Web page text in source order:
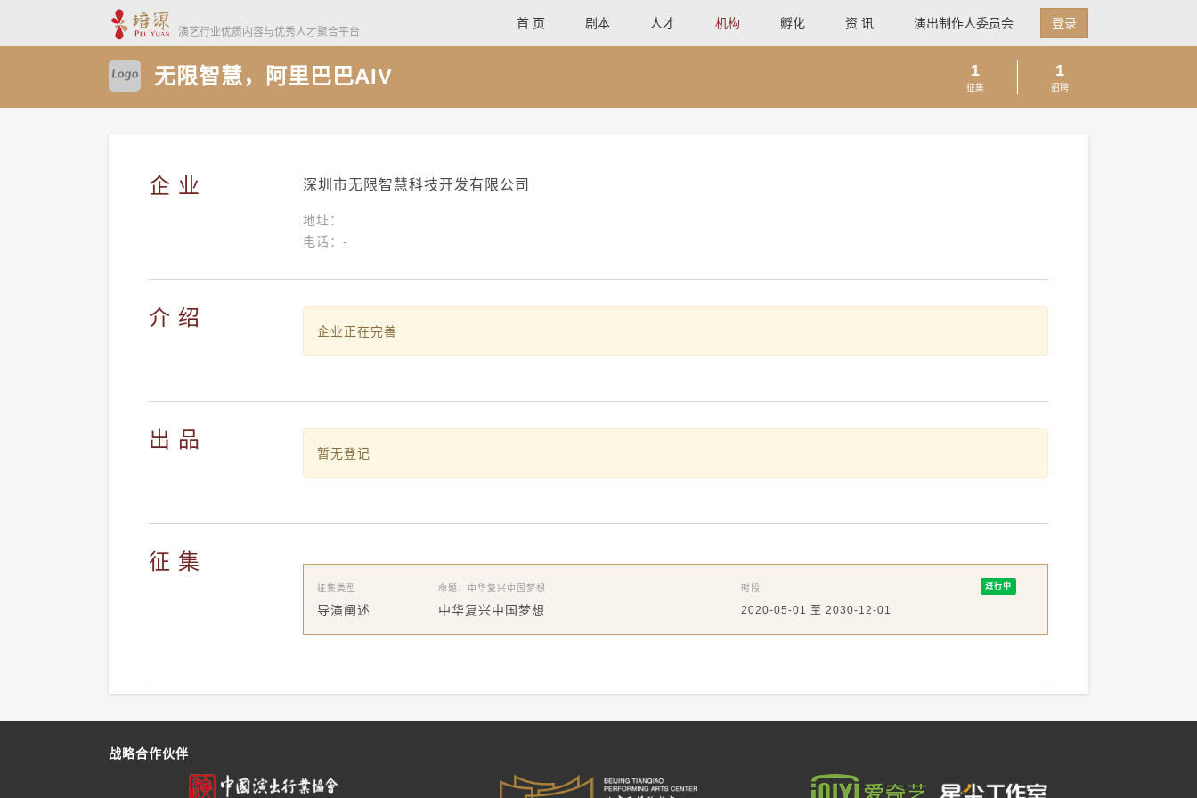
演艺行业优质内容与优秀人才聚合平台
首 页 剧本 人才 机构 孵化 资 讯 演出制作人委员会 登录
无限智慧，阿里巴巴AIV 1
征集
1
招聘
企 业 深圳市无限智慧科技开发有限公司
地址：
电话：-
介 绍
企业正在完善
出 品
暂无登记
征 集
征集类型
导演阐述
命题：中华复兴中国梦想
中华复兴中国梦想
时段
2020-05-01 至 2030-12-01
进行中
战略合作伙伴